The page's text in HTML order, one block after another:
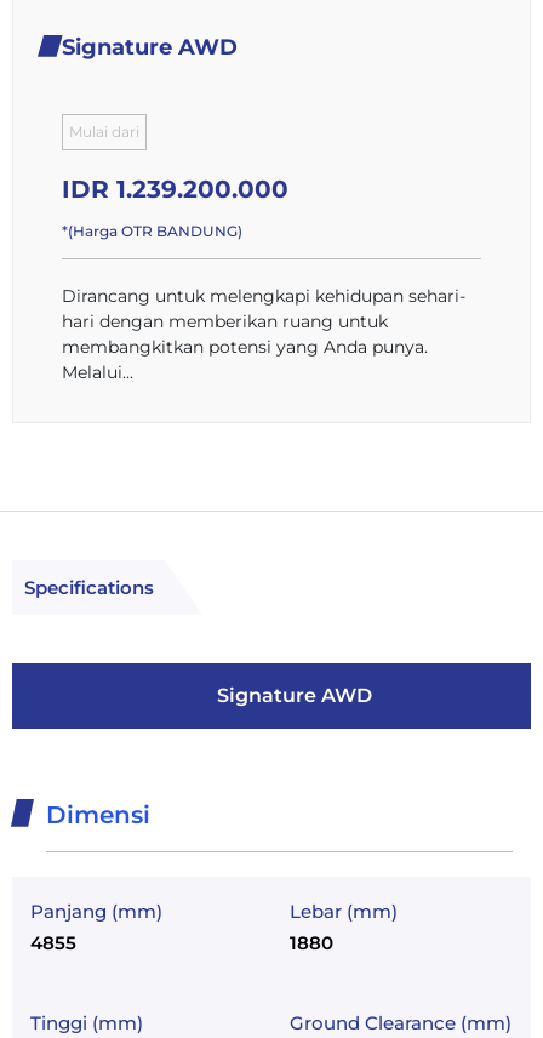
Signature AWD
Mulai dari
IDR 1.239.200.000
*(Harga OTR BANDUNG)
Dirancang untuk melengkapi kehidupan sehari-
hari dengan memberikan ruang untuk
membangkitkan potensi yang Anda punya.
Melalui...
Specifications
Signature AWD
Dimensi
Panjang (mm)
4855
Lebar (mm)
1880
Tinggi (mm) Ground Clearance (mm)